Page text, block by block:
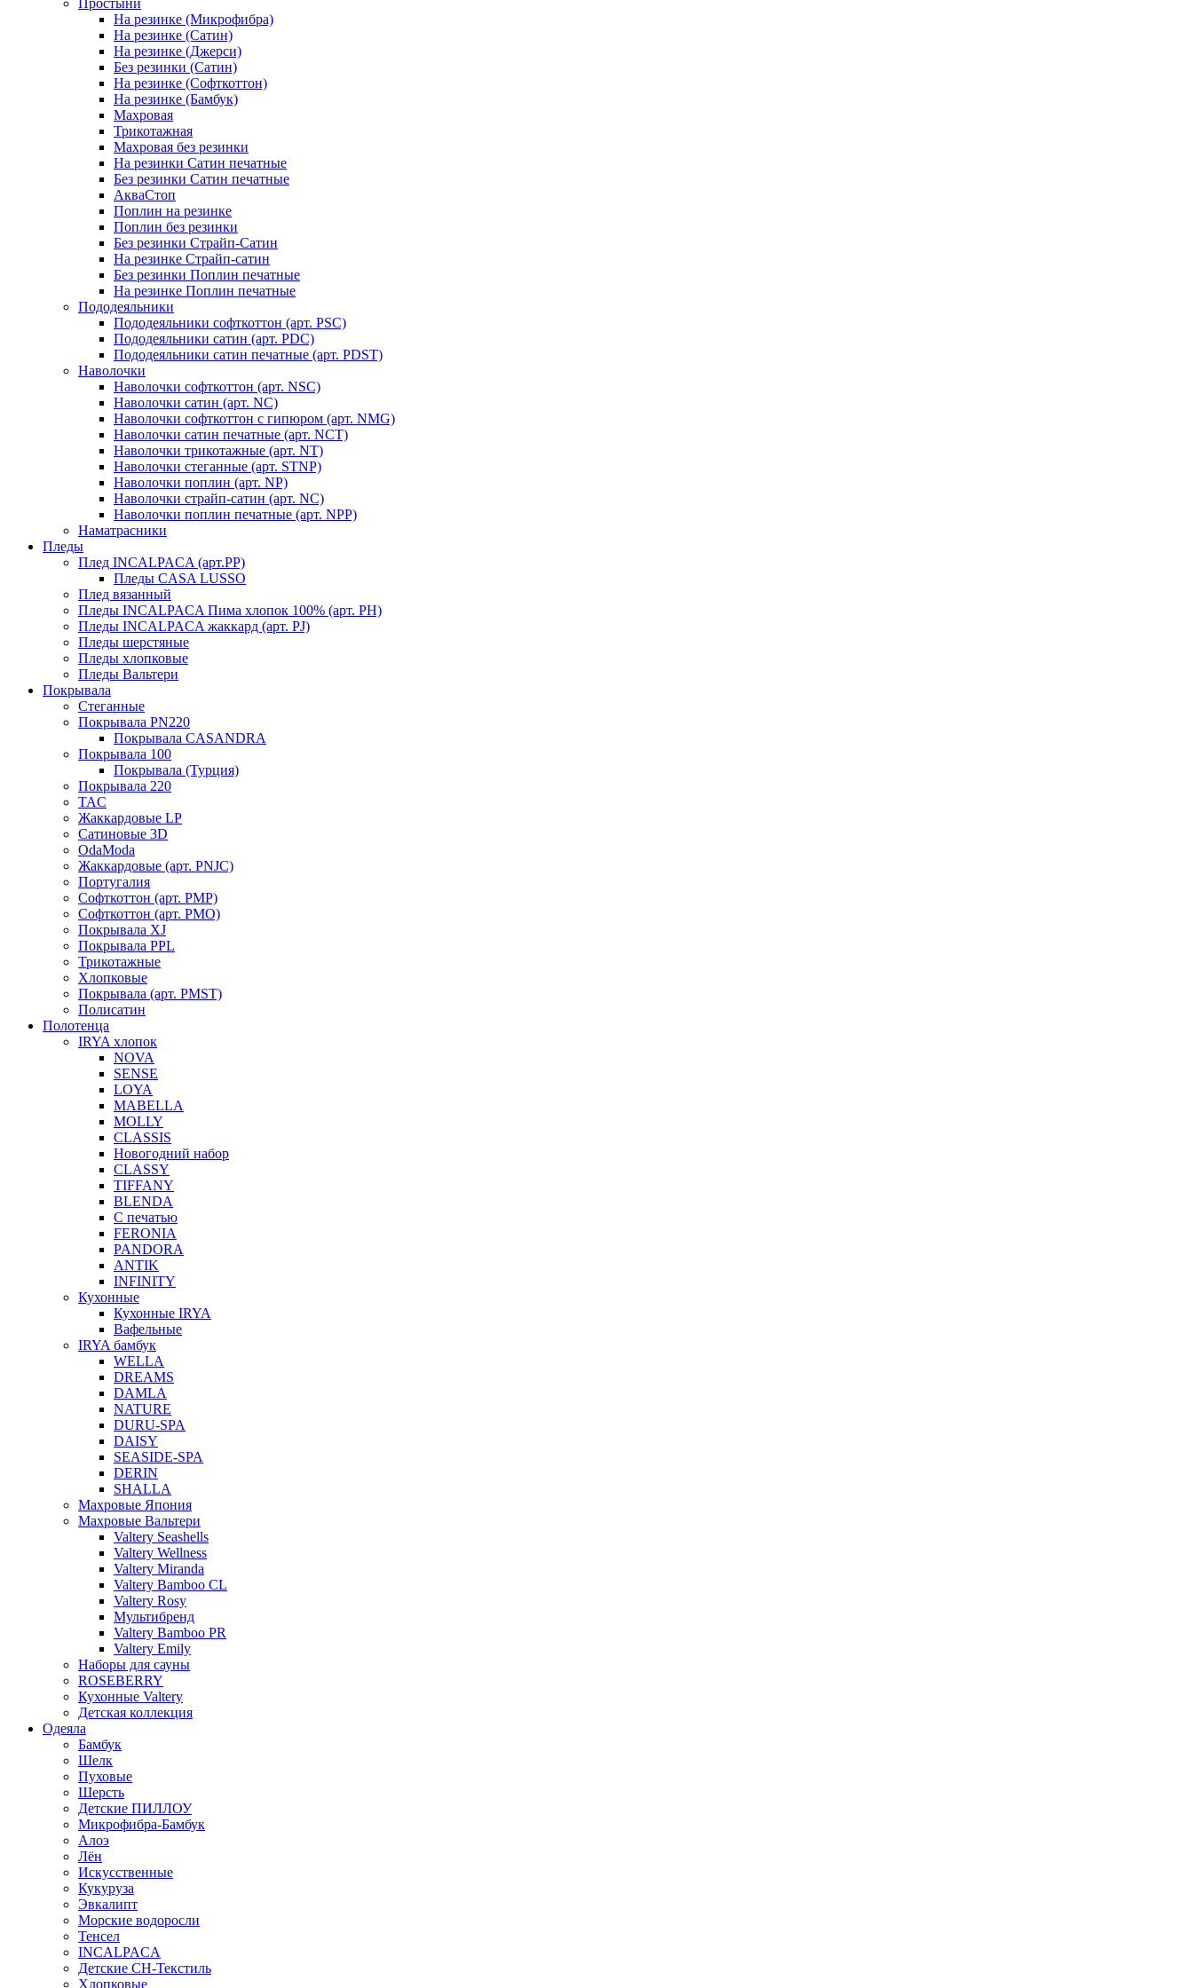
Простыни
На резинке (Микрофибра)
На резинке (Сатин)
На резинке (Джерси)
Без резинки (Сатин)
На резинке (Софткоттон)
На резинке (Бамбук)
Махровая
Трикотажная
Махровая без резинки
На резинки Сатин печатные
Без резинки Сатин печатные
АкваСтоп
Поплин на резинке
Поплин без резинки
Без резинки Страйп-Сатин
На резинке Страйп-сатин
Без резинки Поплин печатные
На резинке Поплин печатные
Пододеяльники
Пододеяльники софткоттон (арт. PSC)
Пододеяльники сатин (арт. PDC)
Пододеяльники сатин печатные (арт. PDST)
Наволочки
Наволочки софткоттон (арт. NSC)
Наволочки сатин (арт. NC)
Наволочки софткоттон с гипюром (арт. NMG)
Наволочки сатин печатные (арт. NCT)
Наволочки трикотажные (арт. NT)
Наволочки стеганные (арт. STNP)
Наволочки поплин (арт. NP)
Наволочки страйп-сатин (арт. NC)
Наволочки поплин печатные (арт. NPP)
Наматрасники
Пледы
Плед INCALPACA (арт.PP)
Пледы CASA LUSSO
Плед вязанный
Пледы INCALPACA Пима хлопок 100% (арт. PH)
Пледы INCALPACA жаккард (арт. PJ)
Пледы шерстяные
Пледы хлопковые
Пледы Вальтери
Покрывала
Стеганные
Покрывала PN220
Покрывала CASANDRA
Покрывала 100
Покрывала (Турция)
Покрывала 220
TAC
Жаккардовые LP
Сатиновые 3D
OdaModa
Жаккардовые (арт. PNJC)
Португалия
Софткоттон (арт. PMP)
Софткоттон (арт. PMO)
Покрывала XJ
Покрывала PPL
Трикотажные
Хлопковые
Покрывала (арт. PMST)
Полисатин
Полотенца
IRYA хлопок
NOVA
SENSE
LOYA
MABELLA
MOLLY
CLASSIS
Новогодний набор
CLASSY
TIFFANY
BLENDA
С печатью
FERONIA
PANDORA
ANTIK
INFINITY
Кухонные
Кухонные IRYA
Вафельные
IRYA бамбук
WELLA
DREAMS
DAMLA
NATURE
DURU-SPA
DAISY
SEASIDE-SPA
DERIN
SHALLA
Махровые Япония
Махровые Вальтери
Valtery Seashells
Valtery Wellness
Valtery Miranda
Valtery Bamboo CL
Valtery Rosy
Мультибренд
Valtery Bamboo PR
Valtery Emily
Наборы для сауны
ROSEBERRY
Кухонные Valtery
Детская коллекция
Одеяла
Бамбук
Шелк
Пуховые
Шерсть
Детские ПИЛЛОУ
Микрофибра-Бамбук
Алоэ
Лён
Искусственные
Кукуруза
Эвкалипт
Морские водоросли
Тенсел
INCALPACA
Детские СН-Текстиль
Хлопковые